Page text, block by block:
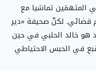
المتهمَين تماشيا مع
قضائي. لكنّ صحيفة «دير
هو خالد الحلبي في حين
في الحبس الاحتياطي